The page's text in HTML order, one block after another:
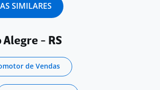
SIMILARES
- RS
de Vendas